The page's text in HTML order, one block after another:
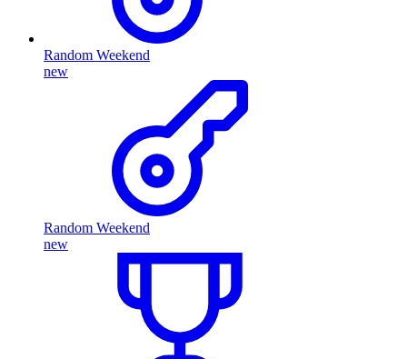
Random Weekend
new
Random Weekend
new